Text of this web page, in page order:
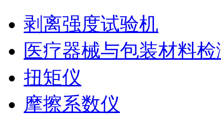
剥离强度试验机
医疗器械与包装材料检
扭矩仪
摩擦系数仪